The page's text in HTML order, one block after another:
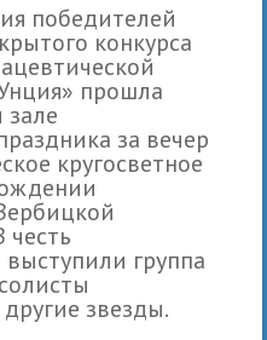
победителей
конкурса
прошла
за вечер
кругосветное
группа
звезды.